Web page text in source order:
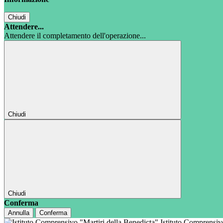
Chiudi
Attendere...
Attendere il completamento dell'operazione...
Chiudi
Chiudi
Conferma
Annulla Conferma